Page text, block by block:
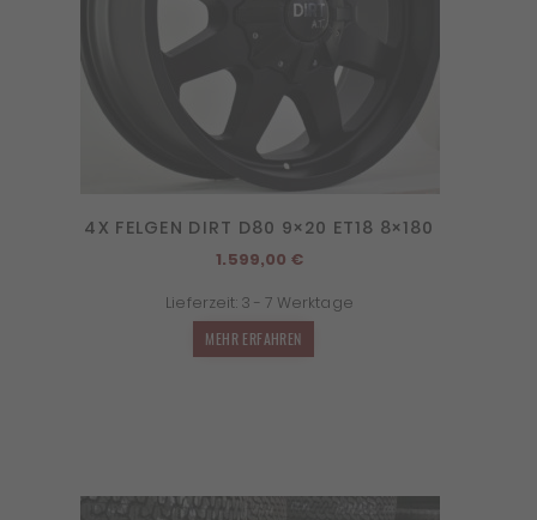
4X FELGEN DIRT D80 9×20 ET18 8×180
1.599,00 €
Lieferzeit: 3 - 7 Werktage
MEHR ERFAHREN